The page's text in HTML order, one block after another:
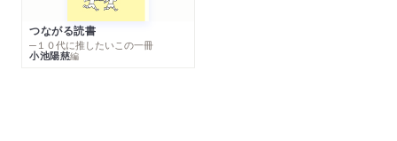
つながる読書
─１０代に推したいこの一冊
小池陽慈編